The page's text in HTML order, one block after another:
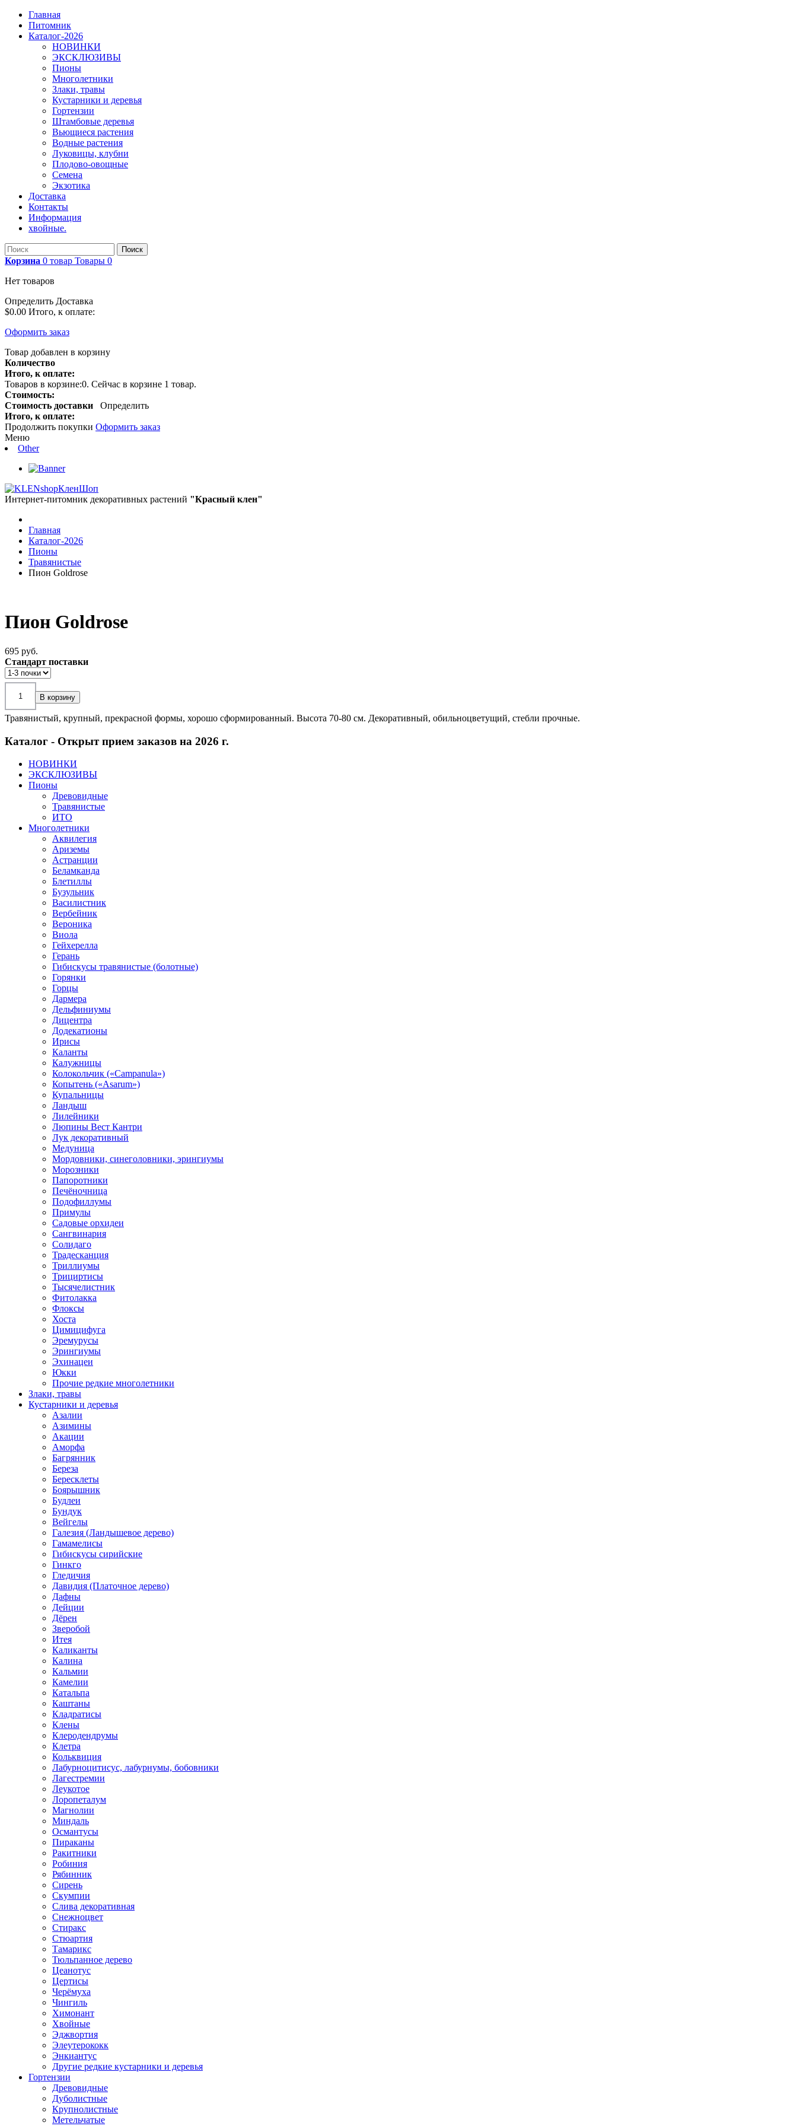
Главная
Питомник
Каталог-2026
НОВИНКИ
ЭКСКЛЮЗИВЫ
Пионы
Многолетники
Злаки, травы
Кустарники и деревья
Гортензии
Штамбовые деревья
Вьющиеся растения
Водные растения
Луковицы, клубни
Плодово-овощные
Семена
Экзотика
Доставка
Контакты
Информация
хвойные.
Поиск
Корзина 0 товар Товары 0
Нет товаров
Определить Доставка
$0.00 Итого, к оплате:
Оформить заказ
Товар добавлен в корзину
Количество
Итого, к оплате:
Товаров в корзине:0. Сейчас в корзине 1 товар.
Стоимость:
Стоимость доставки
Определить
Итого, к оплате:
Продолжить покупки Оформить заказ
Меню
Other
КленШоп
Интернет-питомник декоративных растений "Красный клен"
Главная
Каталог-2026
Пионы
Травянистые
Пион Goldrose
Пион Goldrose
695 pуб.
Стандарт поставки
Травянистый, крупный, прекрасной формы, хорошо сформированный. Высота 70-80 см. Декоративный, обильноцветущий, стебли прочные.
Каталог - Открыт прием заказов на 2026 г.
НОВИНКИ
ЭКСКЛЮЗИВЫ
Пионы
Древовидные
Травянистые
ИТО
Многолетники
Аквилегия
Ариземы
Астранции
Беламканда
Блетиллы
Бузульник
Василистник
Вербейник
Вероника
Виола
Гейхерелла
Герань
Гибискусы травянистые (болотные)
Горянки
Горцы
Дармера
Дельфиниумы
Дицентра
Додекатионы
Ирисы
Каланты
Калужницы
Колокольчик («Campanula»)
Копытень («Asarum»)
Купальницы
Ландыш
Лилейники
Люпины Вест Кантри
Лук декоративный
Медуница
Мордовники, синеголовники, эрингиумы
Морозники
Папоротники
Печёночница
Подофиллумы
Примулы
Садовые орхидеи
Сангвинария
Солидаго
Традесканция
Триллиумы
Трициртисы
Тысячелистник
Фитолакка
Флоксы
Хоста
Цимицифуга
Эремурусы
Эрингиумы
Эхинацеи
Юкки
Прочие редкие многолетники
Злаки, травы
Кустарники и деревья
Азалии
Азимины
Акации
Аморфа
Багрянник
Береза
Бересклеты
Боярышник
Будлеи
Бундук
Вейгелы
Галезия (Ландышевое дерево)
Гамамелисы
Гибискусы сирийские
Гинкго
Гледичия
Давидия (Платочное дерево)
Дафны
Дейции
Дёрен
Зверобой
Итея
Каликанты
Калина
Кальмии
Камелии
Катальпа
Каштаны
Кладратисы
Клены
Клеродендрумы
Клетра
Кольквиция
Лабурноцитисус, лабурнумы, бобовники
Лагестремии
Леукотое
Лоропеталум
Магнолии
Миндаль
Османтусы
Пираканы
Ракитники
Робиния
Рябинник
Сирень
Скумпии
Слива декоративная
Снежноцвет
Стиракс
Стюартия
Тамарикс
Тюльпанное дерево
Цеанотус
Цертисы
Черёмуха
Чингиль
Химонант
Хвойные
Эджвортия
Элеутерококк
Энкиантус
Другие редкие кустарники и деревья
Гортензии
Древовидные
Дуболистные
Крупнолистные
Метельчатые